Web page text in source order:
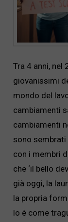
Tra 4 anni, nel
giovanissimi
mondo del
cambiamenti
cambiamenti
sono
con i membri
che ‘il bello
già oggi, la
la propria
lo è come